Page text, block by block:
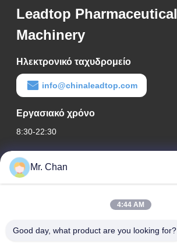
Leadtop Pharmaceutical
Machinery
Ηλεκτρονικό ταχυδρομείο
info@chinaleadtop.com
Εργασιακό χρόνο
8:30-22:30
Η διεύθυνσή μας
Διεύθυνση εταιρείας
Διεύθυνση εργοστασίου
Mr. Chan
4:44 AM
Good day, what product are you looking for?